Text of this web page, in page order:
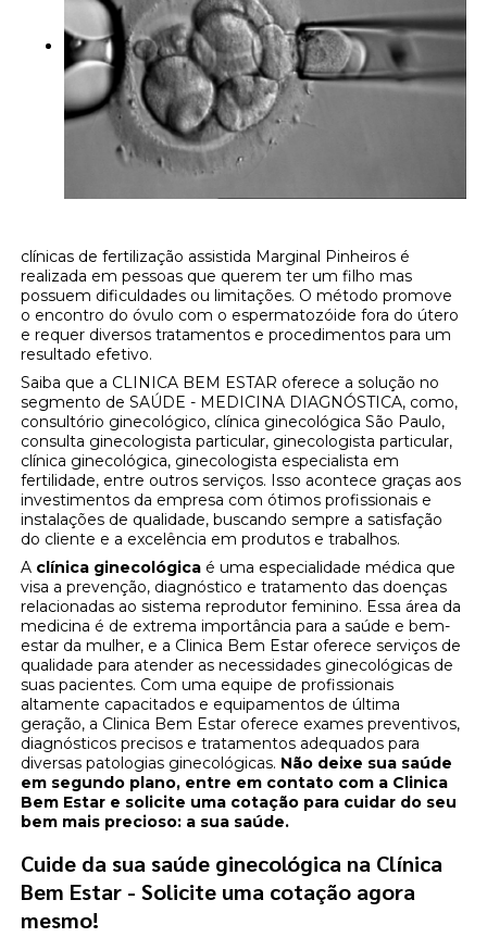
clínicas de fertilização assistida Marginal Pinheiros é
realizada em pessoas que querem ter um filho mas
possuem dificuldades ou limitações. O método promove
o encontro do óvulo com o espermatozóide fora do útero
e requer diversos tratamentos e procedimentos para um
resultado efetivo.
Saiba que a CLINICA BEM ESTAR oferece a solução no
segmento de SAÚDE - MEDICINA DIAGNÓSTICA, como,
consultório ginecológico, clínica ginecológica São Paulo,
consulta ginecologista particular, ginecologista particular,
clínica ginecológica, ginecologista especialista em
fertilidade, entre outros serviços. Isso acontece graças aos
investimentos da empresa com ótimos profissionais e
instalações de qualidade, buscando sempre a satisfação
do cliente e a excelência em produtos e trabalhos.
A clínica ginecológica é uma especialidade médica que
visa a prevenção, diagnóstico e tratamento das doenças
relacionadas ao sistema reprodutor feminino. Essa área da
medicina é de extrema importância para a saúde e bem-
estar da mulher, e a Clinica Bem Estar oferece serviços de
qualidade para atender as necessidades ginecológicas de
suas pacientes. Com uma equipe de profissionais
altamente capacitados e equipamentos de última
geração, a Clinica Bem Estar oferece exames preventivos,
diagnósticos precisos e tratamentos adequados para
diversas patologias ginecológicas. Não deixe sua saúde
em segundo plano, entre em contato com a Clinica
Bem Estar e solicite uma cotação para cuidar do seu
bem mais precioso: a sua saúde.
Cuide da sua saúde ginecológica na Clínica
Bem Estar - Solicite uma cotação agora
mesmo!